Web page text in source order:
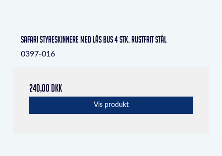
Safari styreskinnere med lås Bus 4 stk. Rustfrit stål
0397-016
240,00 DKK
Vis produkt